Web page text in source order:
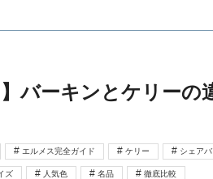
バーキンとケリー
エルメス完全ガイド ケリー シェア
ズ 人気色 名品 徹底比較